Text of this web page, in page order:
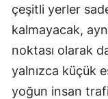
çeşitli yerler
kalmayacak,
noktası olarak
yalnızca küçük
yoğun insan